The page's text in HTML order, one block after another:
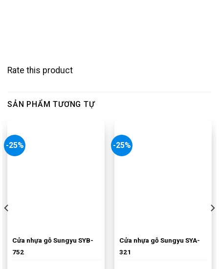
Rate this product
SẢN PHẨM TƯƠNG TỰ
-25%
Cửa nhựa gỗ Sungyu SYB-
752
-25%
Cửa nhựa gỗ Sungyu SYA-
321